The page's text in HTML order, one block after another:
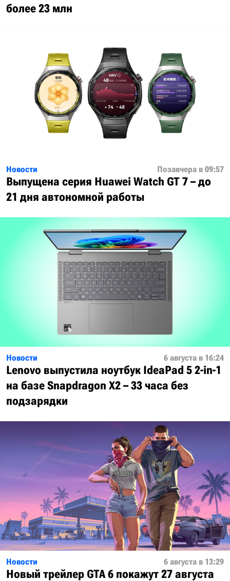
более 23 млн
Новости Позавчера в 09:57
Выпущена серия Huawei Watch GT 7 – до
21 дня автономной работы
Новости 6 августа в 16:24
Lenovo выпустила ноутбук IdeaPad 5 2-in-1
на базе Snapdragon X2 – 33 часа без
подзарядки
Новости 6 августа в 13:29
Новый трейлер GTA 6 покажут 27 августа